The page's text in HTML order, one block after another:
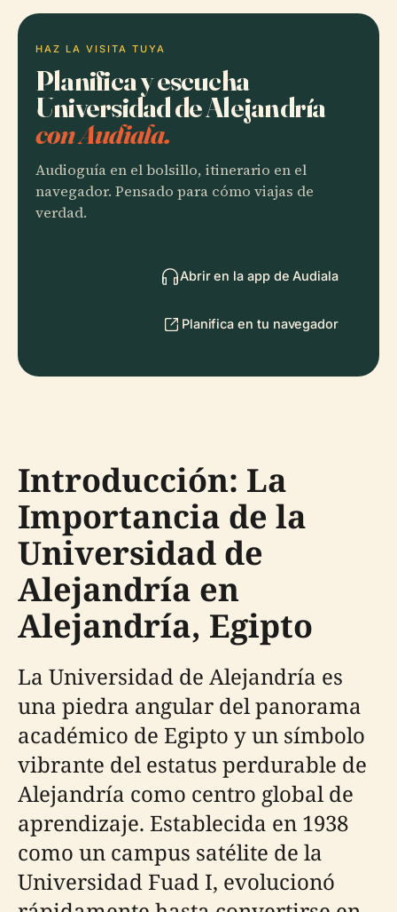
HAZ LA VISITA TUYA
Planifica y escucha
Universidad de Alejandría
con Audiala.
Audioguía en el bolsillo, itinerario en el
navegador. Pensado para cómo viajas de
verdad.
Abrir en la app de Audiala
Planifica en tu navegador
Introducción: La
Importancia de la
Universidad de
Alejandría en
Alejandría, Egipto
La Universidad de Alejandría es
una piedra angular del panorama
académico de Egipto y un símbolo
vibrante del estatus perdurable de
Alejandría como centro global de
aprendizaje. Establecida en 1938
como un campus satélite de la
Universidad Fuad I, evolucionó